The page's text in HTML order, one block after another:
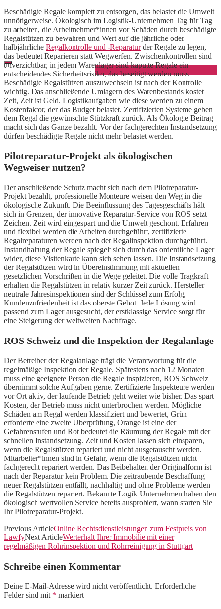
Geschäftskonto eröffnen
Beschädigte Regale komplett zu entsorgen, das belastet die Umwelt
unnötigerweise. Ökologisch im Logistik-Unternehmen Tag für Tag
zu arbeiten, die Arbeitnehmer*innen vor Schäden durch beschädigte
Regalstützen zu bewahren und Wert auf die jährliche oder
halbjährliche Regalkontrolle und -Reparaturder Regale zu legen,
das bedeutet Reparieren statt Wegwerfen. Zwischenkontrollen sind
unverzichtbar, in jedem Warenlager sind kaputte Regale ein
entscheidendes Sicherheitsrisiko, das beseitigt werden muss.
Beschädigte Regalstützen auszuwechseln ist nach der Kontrolle
wichtig. Das anschließende Umlagern des Warenbestands kostet
Zeit, Zeit ist Geld. Logistikaufgaben wie diese werden zu einem
Kostenfaktor, der das Budget belastet. Zertifizierten Systeme geben
dem Regal die gewünschte Stützkraft zurück. Als Ökologie Beitrag
macht sich das Ganze bezahlt. Vor der fachgerechten Instandsetzung
dürfen beschädigte Regale nicht mehr belastet werden.
Pilotreparatur-Projekt als ökologischen
Wegweiser nutzen?
Der anschließende Schutz macht sich nach dem Pilotreparatur-
Projekt bezahlt, professionelle Monteure weisen den Weg in die
ökologische Zukunft. Die Beeinflussung des Tagesgeschäfts hält
sich in Grenzen, der innovative Reparatur-Service von ROS setzt
Zeichen. Zeit wird eingespart und die Umwelt geschont. Erfahren
und flexibel werden die Arbeiten durchgeführt, zertifizierte
Regalreparaturen werden nach der Regalinspektion durchgeführt.
Instandhaltung der Regale spiegelt sich durch das ordentliche Lager
wider, diese Visitenkarte kann sich sehen lassen. Die Instandsetzung
der Regalstützen wird in Übereinstimmung mit aktuellen
gesetzlichen Vorschriften in die Wege geleitet. Die volle Tragkraft
erhalten die Regalstützen in relativ kurzer Zeit zurück. Hersteller
neutrale Jahresinspektionen sind der Schlüssel zum Erfolg,
Kundenzufriedenheit ist das oberste Gebot. Jede Lösung wird
passend zum Lager ausgesucht, der erstklassige Service sorgt für
eine Steigerung der weltweiten Nachfrage.
ROS Schweiz und die Inspektion der Regalanlage
Der Betreiber der Regalanlage trägt die Verantwortung für die
regelmäßige Inspektion der Regale. Spätestens nach 12 Monaten
muss eine geeignete Person die Regale inspizieren, ROS Schweiz
übernimmt solche Aufgaben gerne. Zertifizierte Inspekteure werden
vor Ort aktiv, der laufende Betrieb geht weiter wie bisher. Das spart
Kosten, der Betrieb muss nicht unterbrochen werden. Mögliche
Schäden am Regal werden klassifiziert und bewertet, Grün
erforderte eine zweite Überprüfung, Orange ist eine der
Gefahrenstufen und Rot bedeutet die Räumung der Regale mit der
schnellen Instandsetzung. Zeit und Kosten lassen sich einsparen,
wenn die Regalstützen repariert und nicht ausgetauscht werden.
Mitarbeiter*innen sind in Gefahr, wenn die Regalstützen nicht
fachgerecht repariert werden. Das Beibehalten der Originalform ist
nach der Reparatur kein Problem. Die zeitraubende Beschaffung
neuer Regalstützen entfällt, nachhaltig und ohne Probleme werden
die Regalstützen repariert. Bekannte Logik-Unternehmen haben den
ökologisch wertvollen Service bereits ausprobiert, wann starten Sie
Ihr Pilotreparatur-Projekt.
Previous ArticleOnline Rechtsdienstleistungen zum Festpreis von
LawfyNext ArticleWerterhalt Ihrer Immobilie mit einer
regelmäßigen Rohrinspektion und Rohrreinigung in Stuttgart
Schreibe einen Kommentar
Deine E-Mail-Adresse wird nicht veröffentlicht. Erforderliche
Felder sind mit * markiert